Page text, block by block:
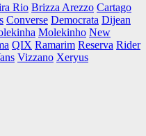
Rio Brizza Arezzo Cartago
Converse Democrata Dijean
Molekinho New
QIX Ramarim Reserva Rider
Vizzano Xeryus